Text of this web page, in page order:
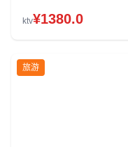
ktv¥1380.0
旅游